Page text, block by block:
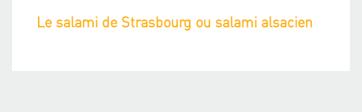
Le salami de Strasbourg ou salami alsacien